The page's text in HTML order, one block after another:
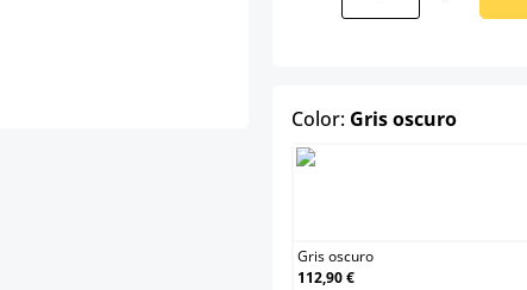
Color: Gris oscuroselect
Gris oscuro
112,90 €